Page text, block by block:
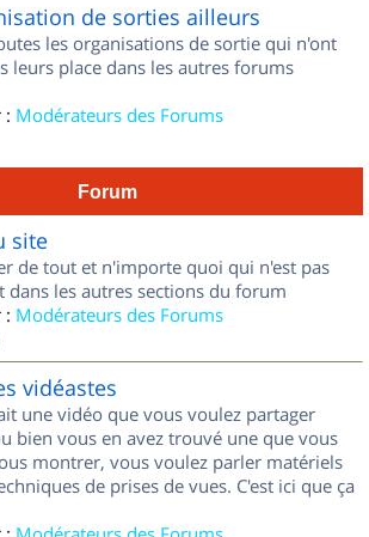
de sorties ailleurs
les organisations de sortie qui n'ont
leurs place dans les autres forums
: Modérateurs des Forums
Forum
site
de tout et n'importe quoi qui n'est pas
dans les autres sections du forum
: Modérateurs des Forums
vidéastes
une vidéo que vous voulez partager
bien vous en avez trouvé une que vous
montrer, vous voulez parler matériels
de prises de vues. C'est ici que ça